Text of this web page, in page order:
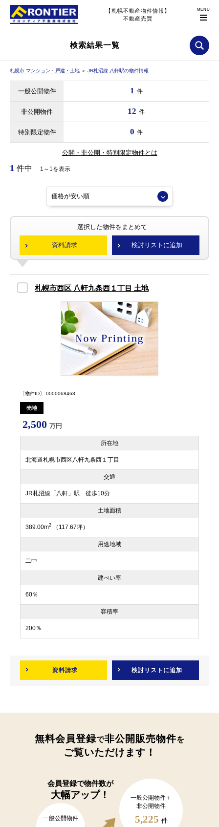
【札幌不動産物件情報】
不動産売買
検索結果一覧
札幌市 マンション・戸建・土地 ＞ JR札沼線 八軒駅の物件情報
一般公開物件 1 件
非公開物件 12 件
特別限定物件 0 件
公開・非公開・特別限定物件とは
1 件中 1～1を表示
選択した物件をまとめて
資料請求 検討リストに追加
札幌市西区 八軒九条西１丁目 土地
〔物件ID〕 0000068463
売地
2,500 万円
所在地
北海道札幌市西区八軒九条西１丁目
交通
JR札沼線「八軒」駅 徒歩10分
土地面積
389.00m2 （117.67坪）
用途地域
二中
建ぺい率
60％
容積率
200％
資料請求 検討リスト に追加
無料会員登録で非公開販売物件を
ご覧いただけます！
会員登録で物件数が
大幅アップ！
一般公開物件
一般公開物件＋
非公開物件
5,225 件